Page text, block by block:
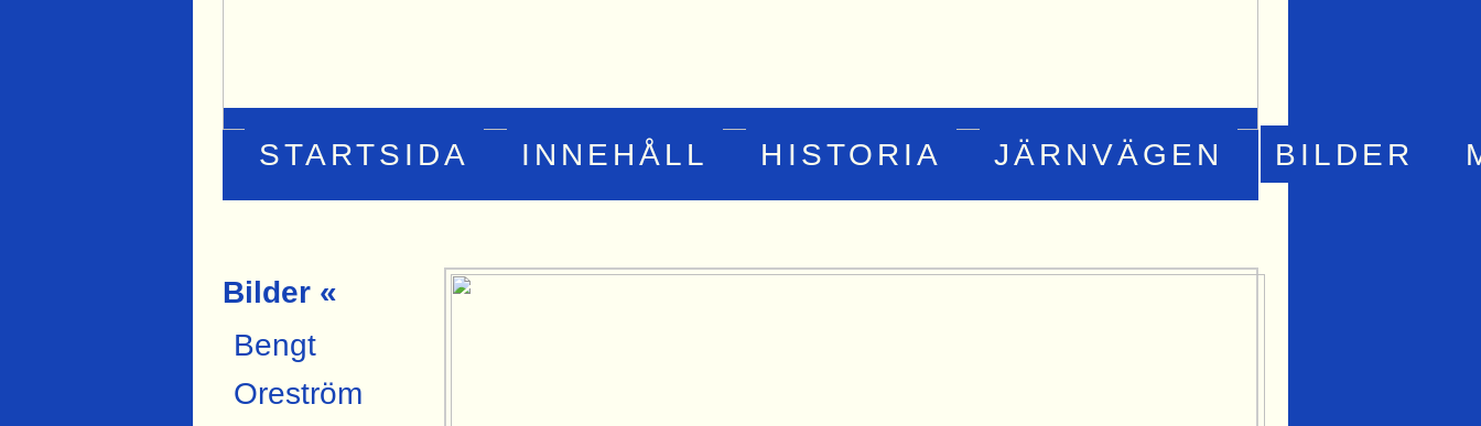
STARTSIDA INNEHÅLL HISTORIA JÄRNVÄGEN BILDER
Bilder «
Bengt
Oreström